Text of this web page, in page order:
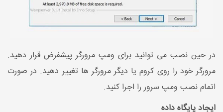
در حین نصب می توانید برای ومپ مرورگر پیشفرض قرار دهید.
مرورگر خود را روی کروم یا دیگر مرورگر ها تغییر دهید. در صورت
اتمام نصب ومپ سرور را اجرا کنید.
ایجاد پایگاه داده